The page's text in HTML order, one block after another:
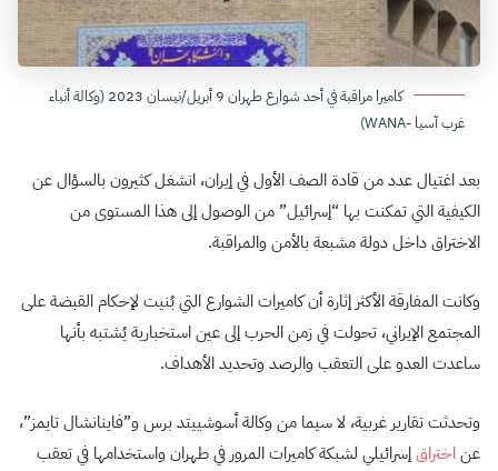
كاميرا مراقبة في أحد شوارع طهران 9 أبريل/نيسان 2023 (وكالة أنباء
غرب آسيا -WANA)
بعد اغتيال عدد من قادة الصف الأول في إيران، انشغل كثيرون بالسؤال عن
الكيفية التي تمكنت بها “إسرائيل” من الوصول إلى هذا المستوى من
الاختراق داخل دولة مشبعة بالأمن والمراقبة.
وكانت المفارقة الأكثر إثارة أن كاميرات الشوارع التي بُنيت لإحكام القبضة على
المجتمع الإيراني، تحولت في زمن الحرب إلى عين استخبارية يُشتبه بأنها
ساعدت العدو على التعقب والرصد وتحديد الأهداف.
وتحدثت تقارير غربية، لا سيما من وكالة أسوشييتد برس و”فاينانشال تايمز”،
عناختراقإسرائيلي لشبكة كاميرات المرور في طهران واستخدامها في تعقب